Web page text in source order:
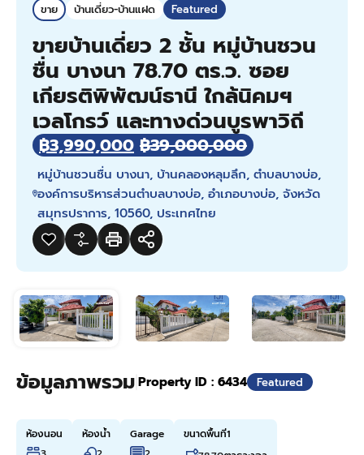
ขาย บ้านเดี่ยว-บ้านแฝด Featured
ขายบ้านเดี่ยว 2 ชั้น หมู่บ้านชวน
ชื่น บางนา 78.70 ตร.ว. ซอย
เกียรติพิพัฒน์ธานี ใกล้นิคมฯ
เวลโกรว์ และทางด่วนบูรพาวิถี
฿3,990,000 ฿39,000,000
หมู่บ้านชวนชื่น บางนา, บ้านคลองหลุมลึก, ตำบลบางบ่อ,
องค์การบริหารส่วนตำบลบางบ่อ, อำเภอบางบ่อ, จังหวัด
สมุทรปราการ, 10560, ประเทศไทย
ข้อมูลภาพรวมProperty ID : 6434 Featured
ห้องนอน
ห้องน้ำ
Garage
ขนาดพื้นที่1